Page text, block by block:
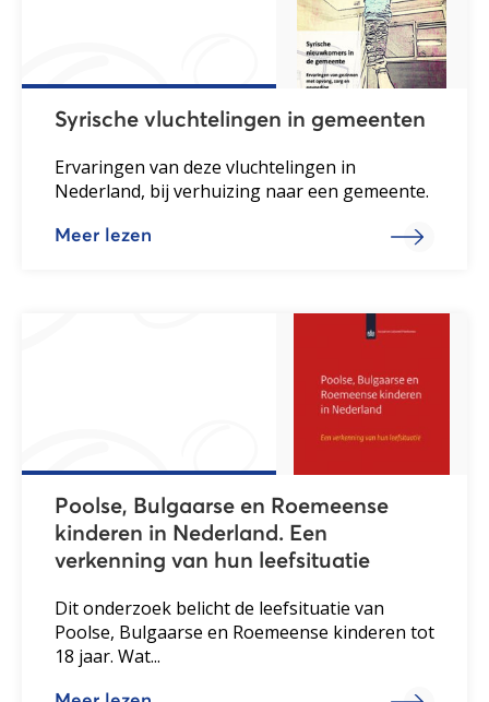
Syrische vluchtelingen in gemeenten
Ervaringen van deze vluchtelingen in
Nederland, bij verhuizing naar een gemeente.
Meer lezen
Poolse, Bulgaarse en Roemeense
kinderen in Nederland. Een
verkenning van hun leefsituatie
Dit onderzoek belicht de leefsituatie van
Poolse, Bulgaarse en Roemeense kinderen tot
18 jaar. Wat...